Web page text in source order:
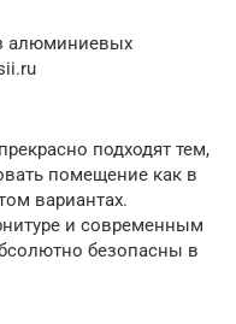
алюминиевых
прекрасно подходят тем,
помещение как в
вариантах.
и современным
безопасны в